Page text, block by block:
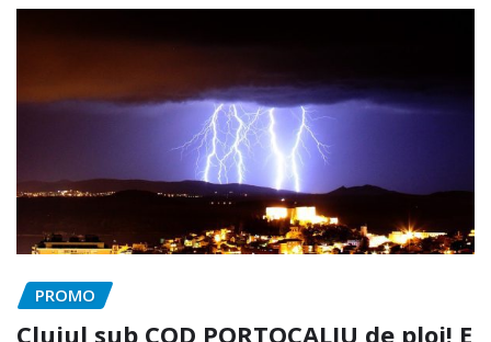
PROMO
Clujul sub COD PORTOCALIU de ploi! E